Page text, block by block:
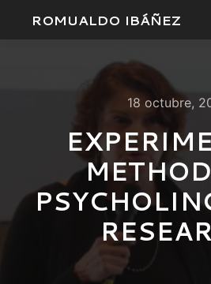
ROMUALDO IBÁÑEZ
18 octubre,